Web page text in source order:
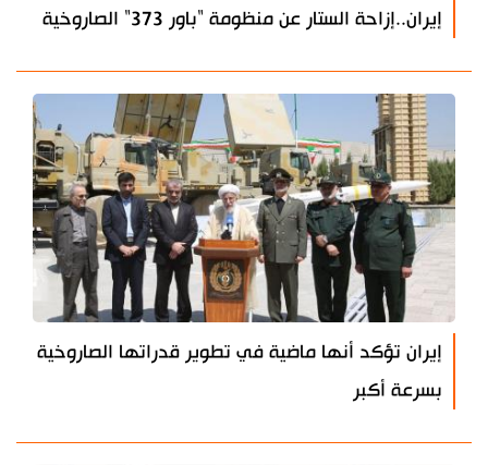
إيران..إزاحة الستار عن منظومة "باور 373" الصاروخية
إيران تؤكد أنها ماضية في تطوير قدراتها الصاروخية
بسرعة أكبر